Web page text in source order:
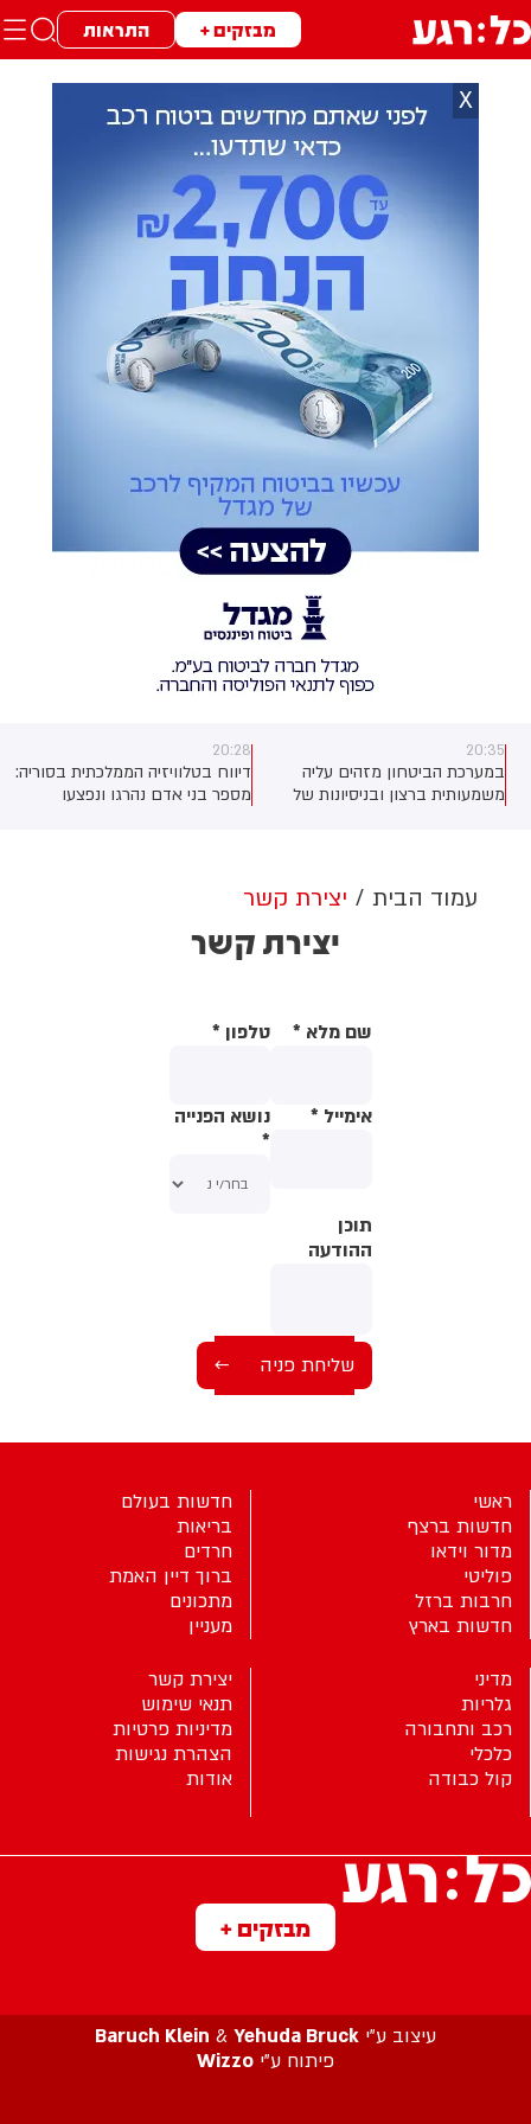
מבזקים + התראות
X
20:35
במערכת הביטחון מזהים עליה
משמעותית ברצון ובניסיונות של
ברחבי הארץ. בדיונים ביטחוניים
שנערכו בימים האחרונים, כולל דיון
דחוף היום בהובלת שר הביטחון
כ"ץ, עלה כי נכון לעכשיו - אין פתרון
20:28
דיווח בטלוויזיה הממלכתית בסוריה:
מספר בני אדם נהרגו ונפצעו
עמוד הבית יצירת קשר
יצירת קשר
שם מלא * טלפון *
אימייל *
נושא הפנייה
*
תוכן
ההודעה
מבזקים +
ראשי
חדשות ברצף
מדור וידאו
פוליטי
חרבות ברזל
חדשות בארץ
חדשות בעולם
בריאות
חרדים
ברוך דיין האמת
מתכונים
מעניין
מדיני
גלריות
רכב ותחבורה
כלכלי
קול כבודה
יצירת קשר
תנאי שימוש
מדיניות פרטיות
הצהרת נגישות
אודות
עיצוב ע”י Baruch Klein & Yehuda Bruck
פיתוח ע”י Wizzo